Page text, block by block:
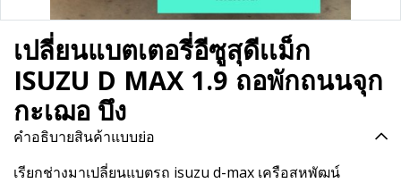
เปลี่ยนแบตเตอรี่อีซูสุดีเเม็ก
ISUZU D MAX 1.9 ถอพักถนนจุก
กะเฌอ บึง
คำอธิบายสินค้าแบบย่อ
เรียกช่างมาเปลี่ยนแบตรถ isuzu d-max เครือสหพัฒน์